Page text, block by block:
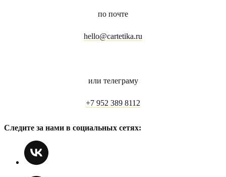
по почте
hello@cartetika.ru
или телеграму
+7 952 389 8112
Следите за нами в социальных сетях: